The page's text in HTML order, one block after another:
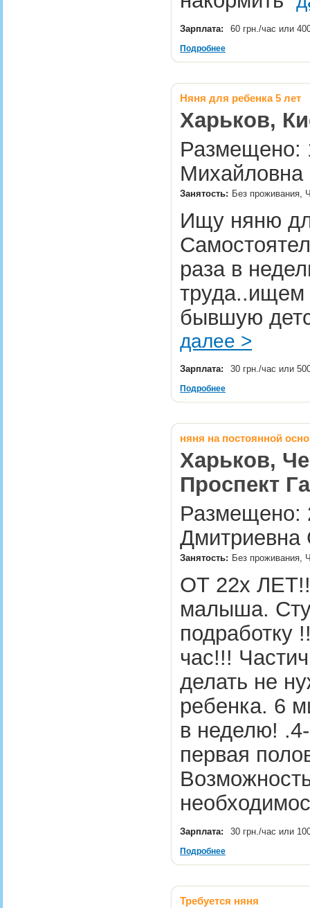
Зарплата: 60 грн./час или
Подробнее
Няня для ребенка 5 лет
Харьков,
Размещено:
Занятость: Без проживания,
Ищу няню
раза в
труда..ищем
бывшую
далее >
Зарплата: 30 грн./час или
Подробнее
няня на постоянной
Харьков,
Проспект
Размещено:
Дмитриевна
Занятость: Без проживания,
ОТ 22х
малыша.
подработку
час!!!
делать не
ребенка. 6
в неделю!
первая
Зарплата: 30 грн./час или
Подробнее
Требуется няня